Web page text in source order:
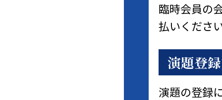
臨時会員の
払いくださ
演題登
演題の登録